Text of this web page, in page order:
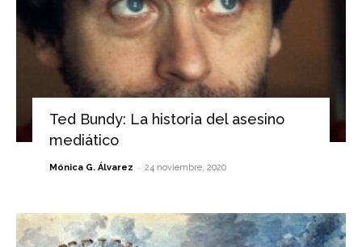
Ted Bundy: La historia del asesino
mediático
Mónica G. Álvarez - 24 noviembre, 2020